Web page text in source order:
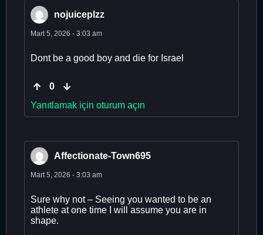
nojuiceplzz
Mart 5, 2026 - 3:03 am
Dont be a good boy and die for Israel
0
Yanıtlamak için oturum açın
Affectionate-Town695
Mart 5, 2026 - 3:03 am
Sure why not – Seeing you wanted to be an
athlete at one time I will assume you are in
shape.